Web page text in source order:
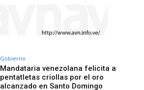
Gobierno
Mandataria venezolana felicita a
pentatletas criollas por el oro
alcanzado en Santo Domingo